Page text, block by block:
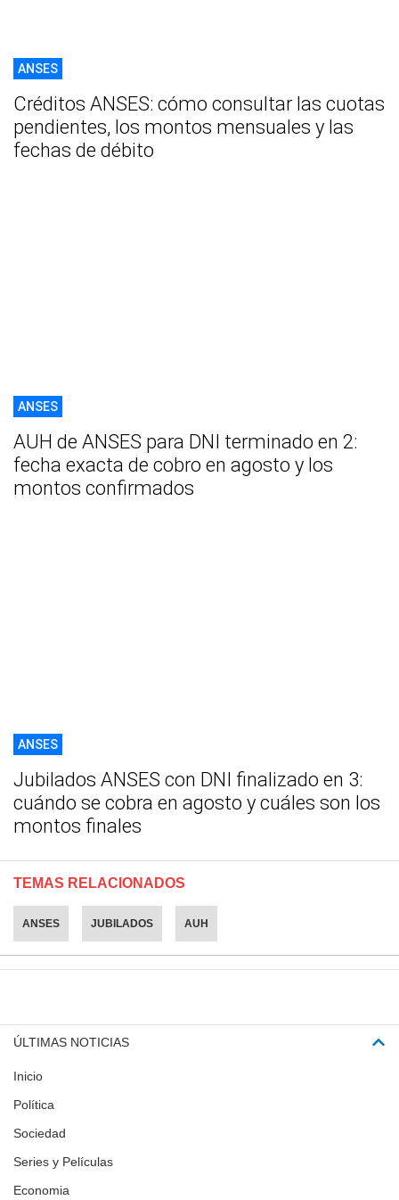
ANSES
Créditos ANSES: cómo consultar las cuotas
pendientes, los montos mensuales y las
fechas de débito
ANSES
AUH de ANSES para DNI terminado en 2:
fecha exacta de cobro en agosto y los
montos confirmados
ANSES
Jubilados ANSES con DNI finalizado en 3:
cuándo se cobra en agosto y cuáles son los
montos finales
TEMAS RELACIONADOS
ANSES JUBILADOS AUH
ÚLTIMAS NOTICIAS
Inicio
Política
Sociedad
Series y Películas
Economia